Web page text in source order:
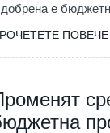
е
ПОВЕЧЕ